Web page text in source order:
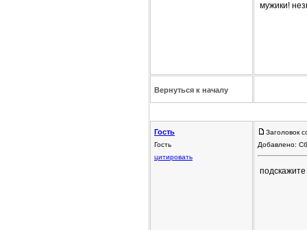
мужики!
Вернуться к началу
Гость
Гость
цитировать
Заголовок
Добавлено: